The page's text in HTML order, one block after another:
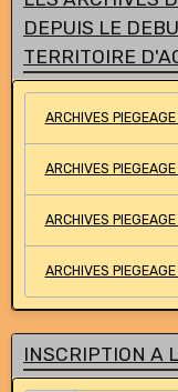
DEPUIS LE
TERRITOIRE
ARCHIVES
ARCHIVES
ARCHIVES
ARCHIVES
INSCRIPTION A